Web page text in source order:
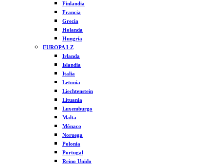
Finlandia
Francia
Grecia
Holanda
Hungría
EUROPA I-Z
Irlanda
Islandia
Italia
Letonia
Liechtenstein
Lituania
Luxemburgo
Malta
Mónaco
Noruega
Polonia
Portugal
Reino Unido